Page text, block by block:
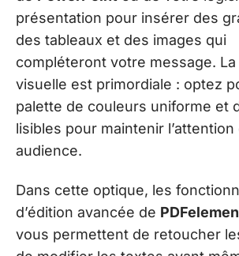
présentation pour insérer des
des tableaux et des images qui
compléteront votre message.
visuelle est primordiale : optez
palette de couleurs uniforme et
lisibles pour maintenir
audience.
Dans cette optique, les
d’édition avancée de
vous permettent de retoucher